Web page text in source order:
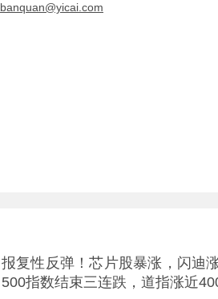
banquan@yicai.com
报复性反弹！芯片股暴涨，闪迪
500指数结束三连跌，道指涨近